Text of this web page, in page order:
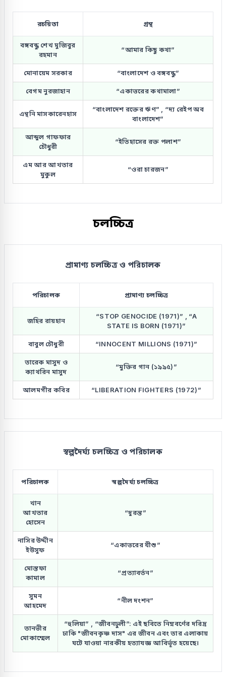
রচয়িতা গ্রন্থ
বঙ্গবন্ধু শেখ মুজিবুর
রহমান
“আমার কিছু কথা”
মোনায়েম সরকার “বাংলাদেশ ও বঙ্গবন্ধু”
বেগম নুরজাহান “একাত্তরের কথামালা”
এন্থনি মাসকারেনহাস
“বাংলাদেশ রক্তের ঋণ” , “দ্য রেইপ অব
বাংলাদেশ”
আব্দুল গাফফার
চৌধুরী
“ইতিহাসের রক্ত পলাশ”
এম আর আখতার
মুকুল
“ওরা চারজন”
চলচ্চিত্র
প্রামাণ্য চলচ্চিত্র ও পরিচালক
পরিচালক প্রামাণ্য চলচ্চিত্র
জহির রায়হান
“STOP GENOCIDE (1971)” , “A
STATE IS BORN (1971)”
বাবুল চৌধুরী “INNOCENT MILLIONS (1971)”
তারেক মাসুদ ও
ক্যাথরিন মাসুদ
“মুক্তির গান (১৯৯৫)”
আলমগীর কবির “LIBERATION FIGHTERS (1972)”
স্বল্পদৈর্ঘ্য চলচ্চিত্র ও পরিচালক
পরিচালক স্বল্পদৈর্ঘ্য চলচ্চিত্র
খান
আখতার
হোসেন
“দুরন্ত”
নাসির উদ্দীন
ইউসুফ
“একাত্তরের যীশু”
মোস্তফা
কামাল
“প্রত্যাবর্তন”
সুমন
আহমেদ
“নীল দংশন”
তানভীর
মোকাম্মেল
“হুলিয়া” , “জীবনঢুলী”: এই ছবিতে নিম্নবর্ণের দরিদ্র
ঢাকি "জীবনকৃষ্ণ দাস" এর জীবন এবং তার এলাকায়
ঘটে যাওয়া নারকীয় হত্যাযজ্ঞ আবির্ভূত হয়েছে।